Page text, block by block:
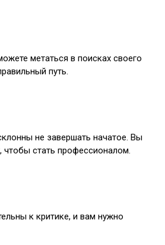
метаться в поисках своего
путь.
не завершать начатое. Вы
чтобы стать профессионалом.
к критике, и вам нужно